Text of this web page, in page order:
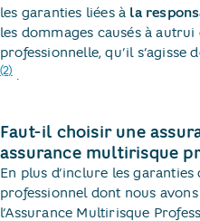
les garanties liées à la
les dommages causés à
professionnelle, qu’il s’agisse
(2).
Faut-il choisir une
assurance multirisque
En plus d’inclure les garanties
professionnel dont nous
l’Assurance Multirisque